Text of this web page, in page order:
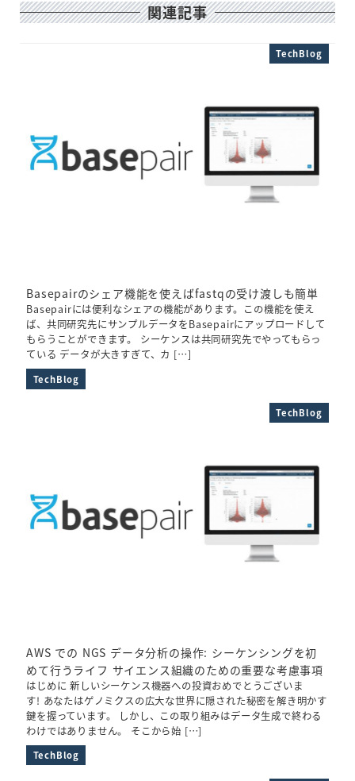
関連記事
TechBlog
Basepairのシェア機能を使えばfastqの受け渡しも簡単
Basepairには便利なシェアの機能があります。この機能を使え
ば、共同研究先にサンプルデータをBasepairにアップロードして
もらうことができます。 シーケンスは共同研究先でやってもらっ
ている データが大きすぎて、カ […]
TechBlog
TechBlog
AWS での NGS データ分析の操作: シーケンシングを初
めて行うライフ サイエンス組織のための重要な考慮事項
はじめに 新しいシーケンス機器への投資おめでとうございま
す! あなたはゲノミクスの広大な世界に隠された秘密を解き明かす
鍵を握っています。 しかし、この取り組みはデータ生成で終わる
わけではありません。 そこから始 […]
TechBlog